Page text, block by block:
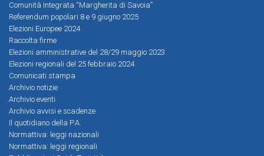
Comunità Integrata “Margherita di Savoia”
Referendum popolari 8 e 9 giugno 2025
Elezioni Europee 2024
Raccolta firme
Elezioni amministrative del 28/29 maggio 2023
Elezioni regionali del 25 febbraio 2024
Comunicati stampa
Archivio notizie
Archivio eventi
Archivio avvisi e scadenze
Il quotidiano della P.A.
Normattiva: leggi nazionali
Normattiva: leggi regionali